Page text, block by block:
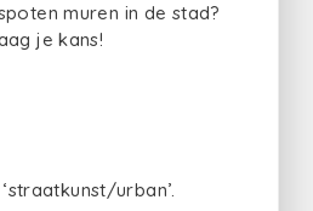
muren in de stad?
je kans!
urban’.